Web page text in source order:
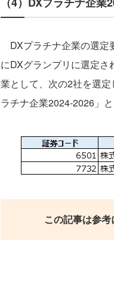
DXプラチナ企業の選定
にDXグランプリに選定
業として、次の2社を選
ラチナ企業2024-2026」と
この記事は参